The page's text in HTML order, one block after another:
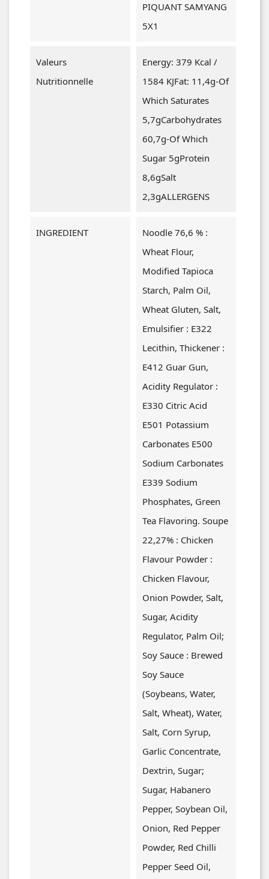
PIQUANT SAMYANG
5X1
Valeurs
Nutritionnelle
Energy: 379 Kcal /
1584 KJFat: 11,4g-Of
Which Saturates
5,7gCarbohydrates
60,7g-Of Which
Sugar 5gProtein
8,6gSalt
2,3gALLERGENS
INGREDIENT
Noodle 76,6 % :
Wheat Flour,
Modified Tapioca
Starch, Palm Oil,
Wheat Gluten, Salt,
Emulsifier : E322
Lecithin, Thickener :
E412 Guar Gun,
Acidity Regulator :
E330 Citric Acid
E501 Potassium
Carbonates E500
Sodium Carbonates
E339 Sodium
Phosphates, Green
Tea Flavoring. Soupe
22,27% : Chicken
Flavour Powder :
Chicken Flavour,
Onion Powder, Salt,
Sugar, Acidity
Regulator, Palm Oil;
Soy Sauce : Brewed
Soy Sauce
(soybeans, Water,
Salt, Wheat), Water,
Salt, Corn Syrup,
Garlic Concentrate,
Dextrin, Sugar;
Sugar, Habanero
Pepper, Soybean Oil,
Onion, Red Pepper
Powder, Red Chilli
Pepper Seed Oil,